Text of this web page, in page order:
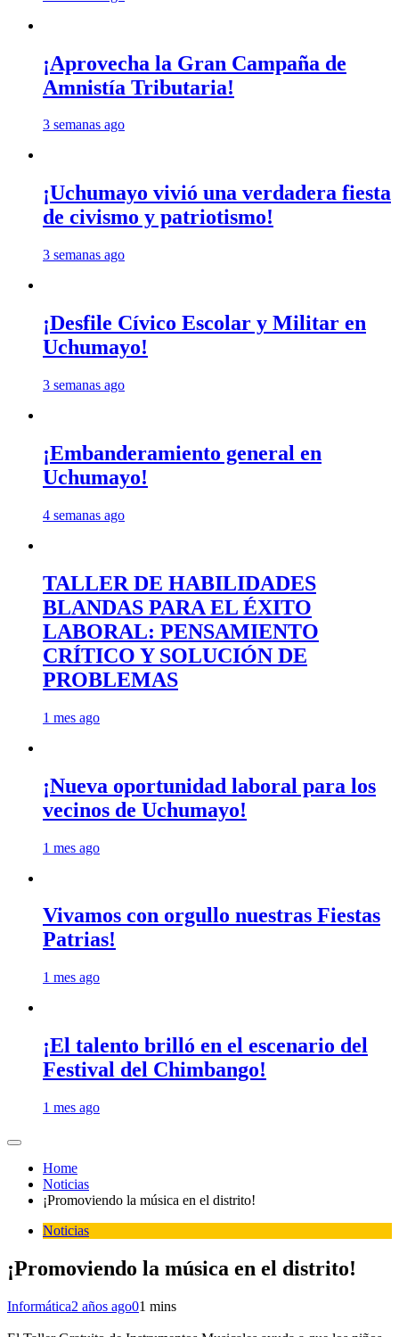
¡Aprovecha la Gran Campaña de
Amnistía Tributaria!
3 semanas ago
¡Uchumayo vivió una verdadera fiesta
de civismo y patriotismo!
3 semanas ago
¡Desfile Cívico Escolar y Militar en
Uchumayo!
3 semanas ago
¡Embanderamiento general en
Uchumayo!
4 semanas ago
TALLER DE HABILIDADES
BLANDAS PARA EL ÉXITO
LABORAL: PENSAMIENTO
CRÍTICO Y SOLUCIÓN DE
PROBLEMAS
1 mes ago
¡Nueva oportunidad laboral para los
vecinos de Uchumayo!
1 mes ago
Vivamos con orgullo nuestras Fiestas
Patrias!
1 mes ago
¡El talento brilló en el escenario del
Festival del Chimbango!
1 mes ago
Home
Noticias
¡Promoviendo la música en el distrito!
Noticias
¡Promoviendo la música en el distrito!
Informática2 años ago01 mins